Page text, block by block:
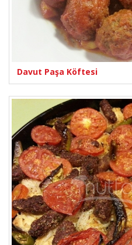
Davut Paşa Köftesi